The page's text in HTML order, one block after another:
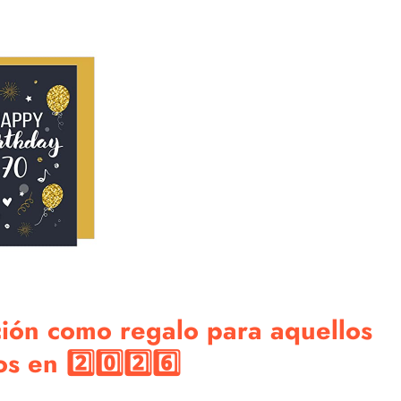
como regalo para aquellos
en 2️⃣0️⃣2️⃣6️⃣